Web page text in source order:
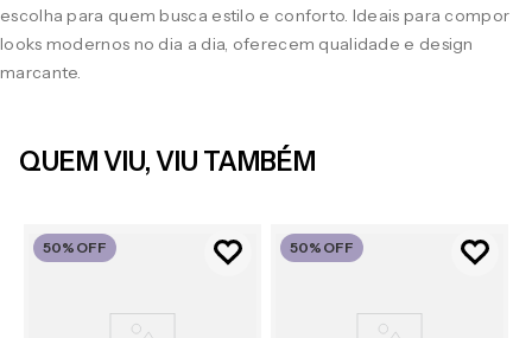
escolha para quem busca estilo e conforto. Ideais para compor
looks modernos no dia a dia, oferecem qualidade e design
marcante.
QUEM VIU, VIU TAMBÉM
50% OFF 50% OFF